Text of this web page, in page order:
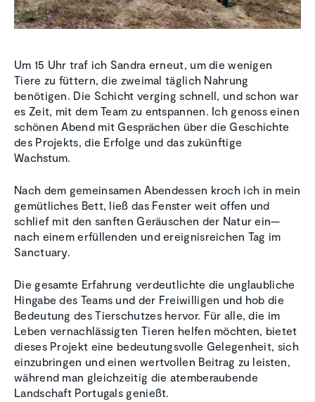
Um 15 Uhr traf ich Sandra erneut, um die wenigen
Tiere zu füttern, die zweimal täglich Nahrung
benötigen. Die Schicht verging schnell, und schon war
es Zeit, mit dem Team zu entspannen. Ich genoss einen
schönen Abend mit Gesprächen über die Geschichte
des Projekts, die Erfolge und das zukünftige
Wachstum.
Nach dem gemeinsamen Abendessen kroch ich in mein
gemütliches Bett, ließ das Fenster weit offen und
schlief mit den sanften Geräuschen der Natur ein—
nach einem erfüllenden und ereignisreichen Tag im
Sanctuary.
Die gesamte Erfahrung verdeutlichte die unglaubliche
Hingabe des Teams und der Freiwilligen und hob die
Bedeutung des Tierschutzes hervor. Für alle, die im
Leben vernachlässigten Tieren helfen möchten, bietet
dieses Projekt eine bedeutungsvolle Gelegenheit, sich
einzubringen und einen wertvollen Beitrag zu leisten,
während man gleichzeitig die atemberaubende
Landschaft Portugals genießt.